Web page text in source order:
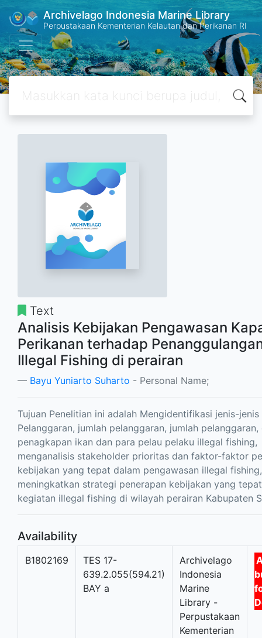
Archivelago Indonesia Marine Library
Perpustakaan Kementerian Kelautan dan Perikanan RI
Text
Analisis Kebijakan Pengawasan
Perikanan terhadap
Illegal Fishing di perairan
Bayu Yuniarto Suharto - Personal Name;
Tujuan Penelitian ini adalah Mengidentifikasi jenis-jenis
Pelanggaran, jumlah pelanggaran, jumlah pelanggaran,
penagkapan ikan dan para pelau pelaku illegal fishing,
menganalisis stakeholder prioritas dan faktor-faktor
kebijakan yang tepat dalam pengawasan illegal
meningkatkan strategi penerapan kebijakan yang
kegiatan illegal fishing di wilayah perairan Kabupaten
Availability
B1802169
TES 17-
639.2.055(594.21)
BAY a
Archivelago
Indonesia
Marine
Library -
Perpustakaan
Kementerian